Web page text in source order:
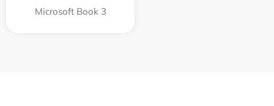
Microsoft Book 3